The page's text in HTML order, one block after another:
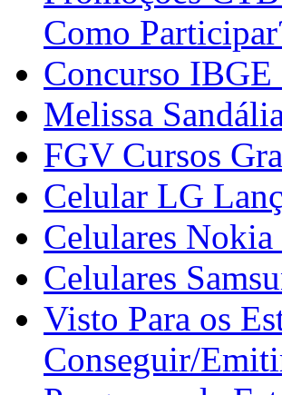
Como
Concurso
Melissa
FGV Cursos
Celular LG
Celulares
Celulares
Visto Para os
Conseguir/